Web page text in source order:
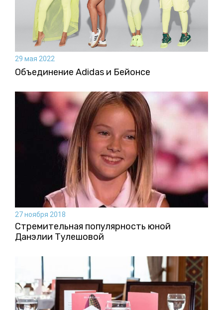
29 мая 2022
Объединение Adidas и Бейонсе
27 ноября 2018
Стремительная популярность юной
Данэлии Тулешовой